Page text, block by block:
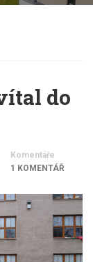
do
Komentáře
1 KOMENTÁŘ